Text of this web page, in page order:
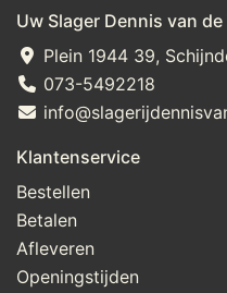
Uw Slager Dennis van de
Plein 1944 39,
073-5492218
Klantenservice
Bestellen
Betalen
Afleveren
Openingstijden